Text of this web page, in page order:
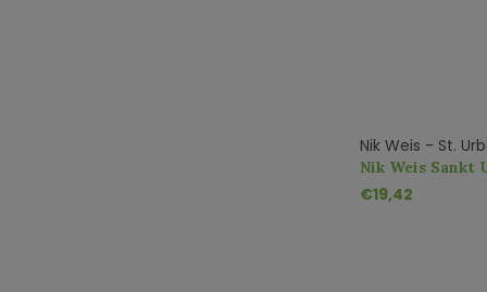
Nik Weis - St.
Nik Weis Sankt
Goldtröpfchen
€19,42